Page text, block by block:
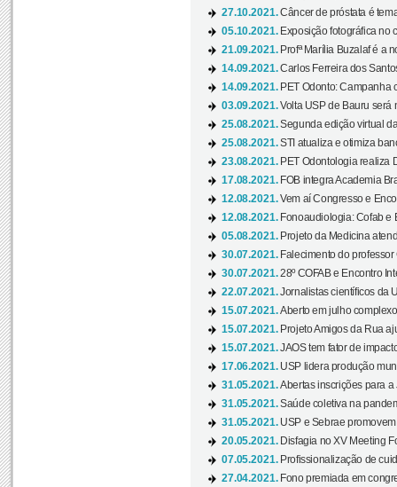
27.10.2021.Câncer de próstata é
05.10.2021. Exposição fotográfica no
21.09.2021. Profª Marília Buzalaf é a
14.09.2021.Carlos Ferreira dos
14.09.2021. PET Odonto: Campanha
03.09.2021.Volta USP de Bauru será
25.08.2021.Segunda edição virtual
25.08.2021.STI atualiza e otimiza
23.08.2021. PET Odontologia realiza
17.08.2021. FOB integra Academia
12.08.2021.Vem aí Congresso e
12.08.2021. Fonoaudiologia: Cofab e
05.08.2021. Projeto da Medicina
30.07.2021. Falecimento do
30.07.2021.28º COFAB e Encontro
22.07.2021.Jornalistas científicos da
15.07.2021.Aberto em julho
15.07.2021. Projeto Amigos da Rua
15.07.2021.JAOS tem fator de
17.06.2021. USP lidera produção
31.05.2021.Abertas inscrições para
31.05.2021.Saúde coletiva na
31.05.2021. USP e Sebrae
20.05.2021. Disfagia no XV Meeting
07.05.2021. Profissionalização de
27.04.2021. Fono premiada em